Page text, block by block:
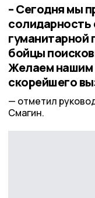
– Сегодня мы
солидарность
гуманитарной
бойцы
Желаем
скорейшего
отметил
Смагин.